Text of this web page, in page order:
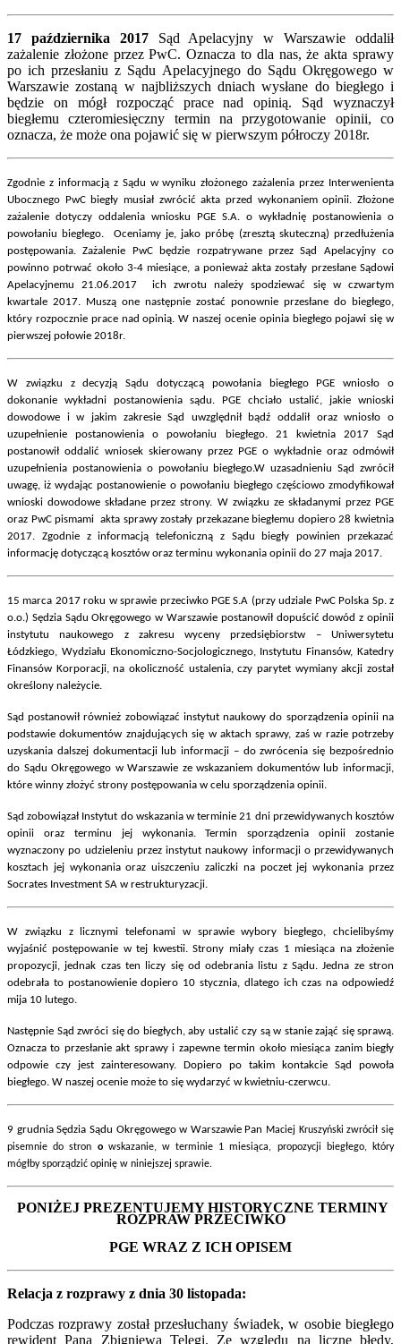
17 października 2017Sąd Apelacyjny w Warszawie oddalił
zażalenie złożone przez PwC. Oznacza to dla nas, że akta sprawy
po ich przesłaniu z Sądu Apelacyjnego do Sądu Okręgowego w
Warszawie zostaną w najbliższych dniach wysłane do biegłego i
będzie on mógł rozpocząć prace nad opinią. Sąd wyznaczył
biegłemu czteromiesięczny termin na przygotowanie opinii, co
oznacza, że może ona pojawić się w pierwszym półroczy 2018r.
Zgodnie z informacją z Sądu w wyniku złożonego zażalenia przez Interwenienta
Ubocznego PwC biegły musiał zwrócić akta przed wykonaniem opinii. Złożone
zażalenie dotyczy oddalenia wniosku PGE S.A. o wykładnię postanowienia o
powołaniu biegłego. Oceniamy je, jako próbę (zresztą skuteczną) przedłużenia
postępowania. Zażalenie PwC będzie rozpatrywane przez Sąd Apelacyjny co
powinno potrwać około 3-4 miesiące, a ponieważ akta zostały przesłane Sądowi
Apelacyjnemu 21.06.2017 ich zwrotu należy spodziewać się w czwartym
kwartale 2017. Muszą one następnie zostać ponownie przesłane do biegłego,
który rozpocznie prace nad opinią. W naszej ocenie opinia biegłego pojawi się w
pierwszej połowie 2018r.
W związku z decyzją Sądu dotyczącą powołania biegłego PGE wniosło o
dokonanie wykładni postanowienia sądu. PGE chciało ustalić, jakie wnioski
dowodowe i w jakim zakresie Sąd uwzględnił bądź oddalił oraz wniosło o
uzupełnienie postanowienia o powołaniu biegłego. 21 kwietnia 2017 Sąd
postanowił oddalić wniosek skierowany przez PGE o wykładnie oraz odmówił
uzupełnienia postanowienia o powołaniu biegłego.W uzasadnieniu Sąd zwrócił
uwagę, iż wydając postanowienie o powołaniu biegłego częściowo zmodyfikował
wnioski dowodowe składane przez strony. W związku ze składanymi przez PGE
oraz PwC pismami akta sprawy zostały przekazane biegłemu dopiero 28 kwietnia
2017. Zgodnie z informacją telefoniczną z Sądu biegły powinien przekazać
informację dotyczącą kosztów oraz terminu wykonania opinii do 27 maja 2017.
15 marca 2017 roku w sprawie przeciwko PGE S.A (przy udziale PwC Polska Sp. z
o.o.) Sędzia Sądu Okręgowego w Warszawie postanowił dopuścić dowód z opinii
instytutu naukowego z zakresu wyceny przedsiębiorstw – Uniwersytetu
Łódzkiego, Wydziału Ekonomiczno-Socjologicznego, Instytutu Finansów, Katedry
Finansów Korporacji, na okoliczność ustalenia, czy parytet wymiany akcji został
określony należycie.
Sąd postanowił również zobowiązać instytut naukowy do sporządzenia opinii na
podstawie dokumentów znajdujących się w aktach sprawy, zaś w razie potrzeby
uzyskania dalszej dokumentacji lub informacji – do zwrócenia się bezpośrednio
do Sądu Okręgowego w Warszawie ze wskazaniem dokumentów lub informacji,
które winny złożyć strony postępowania w celu sporządzenia opinii.
Sąd zobowiązał Instytut do wskazania w terminie 21 dni przewidywanych kosztów
opinii oraz terminu jej wykonania. Termin sporządzenia opinii zostanie
wyznaczony po udzieleniu przez instytut naukowy informacji o przewidywanych
kosztach jej wykonania oraz uiszczeniu zaliczki na poczet jej wykonania przez
Socrates Investment SA w restrukturyzacji.
W związku z licznymi telefonami w sprawie wybory biegłego, chcielibyśmy
wyjaśnić postępowanie w tej kwestii. Strony miały czas 1 miesiąca na złożenie
propozycji, jednak czas ten liczy się od odebrania listu z Sądu. Jedna ze stron
odebrała to postanowienie dopiero 10 stycznia, dlatego ich czas na odpowiedź
mija 10 lutego.
Następnie Sąd zwróci się do biegłych, aby ustalić czy są w stanie zająć się sprawą.
Oznacza to przesłanie akt sprawy i zapewne termin około miesiąca zanim biegły
odpowie czy jest zainteresowany. Dopiero po takim kontakcie Sąd powoła
biegłego. W naszej ocenie może to się wydarzyć w kwietniu-czerwcu.
9 grudnia Sędzia Sądu Okręgowego w Warszawie Pan Maciej Kruszyńskizwrócił się
pisemnie do stron o wskazanie, w terminie 1 miesiąca, propozycji biegłego, który
mógłby sporządzić opinię w niniejszej sprawie.
PONIŻEJ PREZENTUJEMY HISTORYCZNE TERMINY
ROZPRAW PRZECIWKO
PGE WRAZ Z ICH OPISEM
Relacja z rozprawy z dnia 30 listopada:
Podczas rozprawy został przesłuchany świadek, w osobie biegłego
rewident Pana Zbigniewa Telegi. Ze względu na liczne błędy,